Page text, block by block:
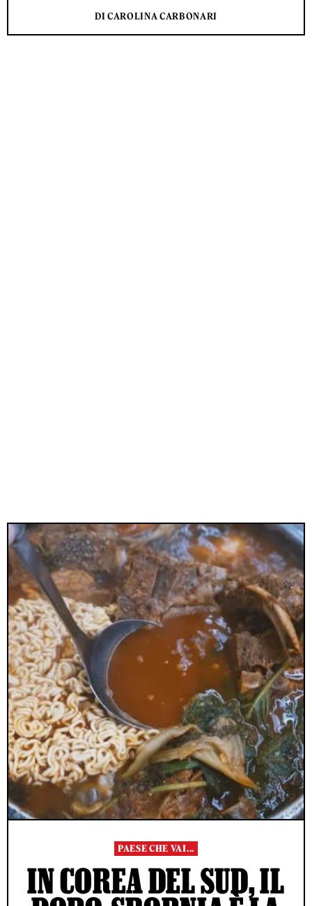
DI CAROLINA CARBONARI
PAESE CHE VAI...
IN COREA DEL SUD, IL